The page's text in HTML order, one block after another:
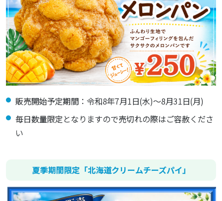
販売開始予定期間：令和8年7月1日(水)～8月31日(月)
毎日数量限定となりますので売切れの際はご容赦くださ
い
夏季期間限定「北海道クリームチーズパイ」